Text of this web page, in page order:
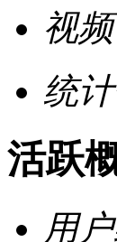
视
统
活跃
用